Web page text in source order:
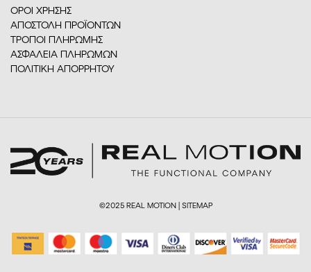
ΟΡΟΙ ΧΡΗΣΗΣ
ΑΠΟΣΤΟΛΗ ΠΡΟΪΟΝΤΩΝ
ΤΡΟΠΟΙ ΠΛΗΡΩΜΗΣ
ΑΣΦΑΛΕΙΑ ΠΛΗΡΩΜΩΝ
ΠΟΛΙΤΙΚΗ ΑΠΟΡΡΗΤΟΥ
©2025 REAL MOTION | SITEMAP